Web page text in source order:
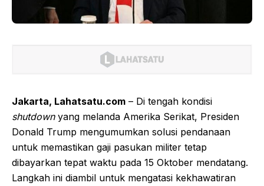
Jakarta, Lahatsatu.com – Di tengah kondisi
shutdownyang melanda Amerika Serikat, Presiden
Donald Trump mengumumkan solusi pendanaan
untuk memastikan gaji pasukan militer tetap
dibayarkan tepat waktu pada 15 Oktober mendatang.
Langkah ini diambil untuk mengatasi kekhawatiran